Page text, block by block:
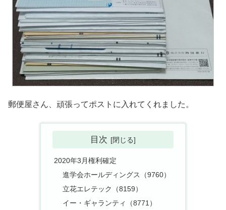
郵便屋さん、頑張ってポストに入れてくれました。
目次
2020年3月権利確定
進学会ホールディングス（9760）
立花エレテック（8159）
イー・ギャランティ（8771）